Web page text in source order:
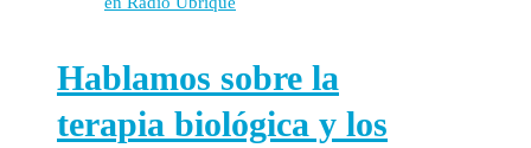
Hablamos sobre la
terapia biológica y los